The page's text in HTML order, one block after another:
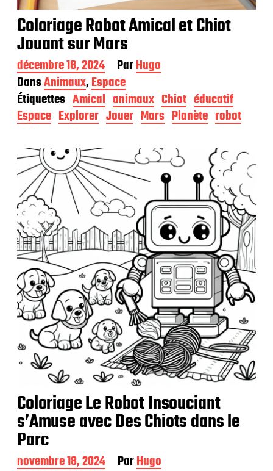
Coloriage Robot Amical et Chiot
Jouant sur Mars
D
a
t
e
d
e
b
l
c
a
t
i
o
n
décembre 18, 2024 ParHugo
DansAnimaux,Espace
Étiquettes Amical animaux Chiot éducatif
Espace Explorer Jouer Mars Planète robot
Coloriage Le Robot Insouciant
s’Amuse avec Des Chiots dans le
Parc
D
novembre 18, 2024 ParHugo